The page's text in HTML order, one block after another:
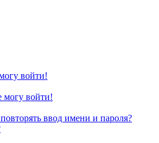
войти!
могу войти!
ввод имени и пароля?